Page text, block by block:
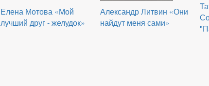
Елена Мотова «Мой
лучший друг - желудок»
Александр Литвин «Они
найдут меня сами»